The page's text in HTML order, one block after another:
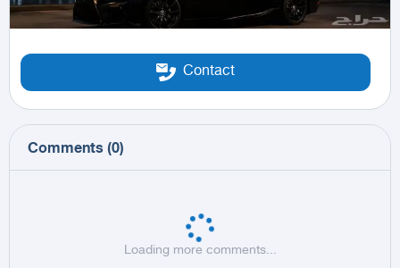
Contact
Comments (0)
Loading more comments...